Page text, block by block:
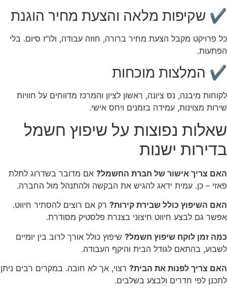
✔ שקיפות מלאה והצעת מחיר הוגנת
כל פרויקט מקבל הצעת מחיר ברורה, חוזה עבודה, ולו"ז סיום. בלי
הפתעות.
✔ המלצות מוכחות
לקוחות מיבנה, נס ציונה, ראשון לציון והמרכז מדווחים על חוויות
שירות מצוינות, עמידה בזמנים ויחס אישי.
שאלות נפוצות על שיפוץ חשמל
בדירות ישנות
האם צריך אישור של חברת החשמל? אם מדובר בשדרוג לתלת
פאזי – כן. עמית ידאג להגיש את הבקשה ולהתנהל מול החברה.
האם השיפוץ כולל שבירת קירות? רק אם רוצים להסתיר חיווט.
אפשר גם לבצע חיווט חיצוני בצנרת פלסטיק מסודרת.
כמה זמן לוקח שיפוץ חשמל? שיפוץ כולל אורך לרוב בין יומיים
לשבוע, בהתאם לגודל הבית והיקף העבודה.
האם צריך לפנות את הבית? רצוי, אך לא חובה. במקרים רבים ניתן
לתכנן לפי חדרים ולבצע בשלבים.